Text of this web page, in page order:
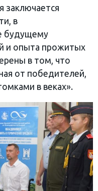
заключается
в
будущему
и опыта прожитых
в том, что
от победителей,
в веках».